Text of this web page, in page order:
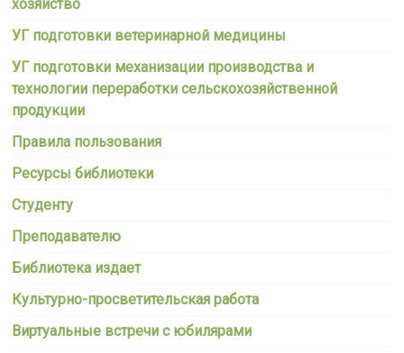
хозяйство
УГ подготовки ветеринарной медицины
УГ подготовки механизации производства и
технологии переработки сельскохозяйственной
продукции
Правила пользования
Ресурсы библиотеки
Студенту
Преподавателю
Библиотека издает
Культурно-просветительская работа
Виртуальные встречи с юбилярами